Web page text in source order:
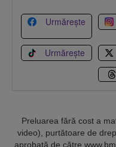
Urmărește
Urmărește
Preluarea fără cost a
video), purtătoare de
aprobată de către